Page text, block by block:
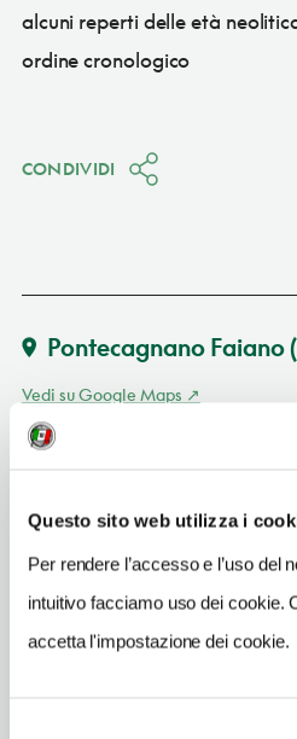
Questo sito web utilizza i
Per rendere l’accesso e l’uso del
intuitivo facciamo uso dei cookie.
accetta l'impostazione dei cookie.
alcuni reperti delle età
ordine cronologico
CONDIVIDI
Pontecagnano Faiano
Vedi su Google Maps
Pontecagnano Faiano (SA)
SITO WEB